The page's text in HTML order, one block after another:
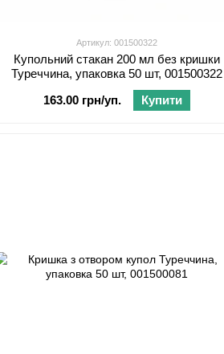
Артикул: 001500322
Купольний стакан 200 мл без кришки
Туреччина, упаковка 50 шт, 001500322
163.00 грн/уп.
Купити